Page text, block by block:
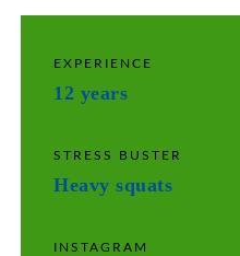
EXPERIENCE
12 years
STRESS BUSTER
Heavy squats
INSTAGRAM